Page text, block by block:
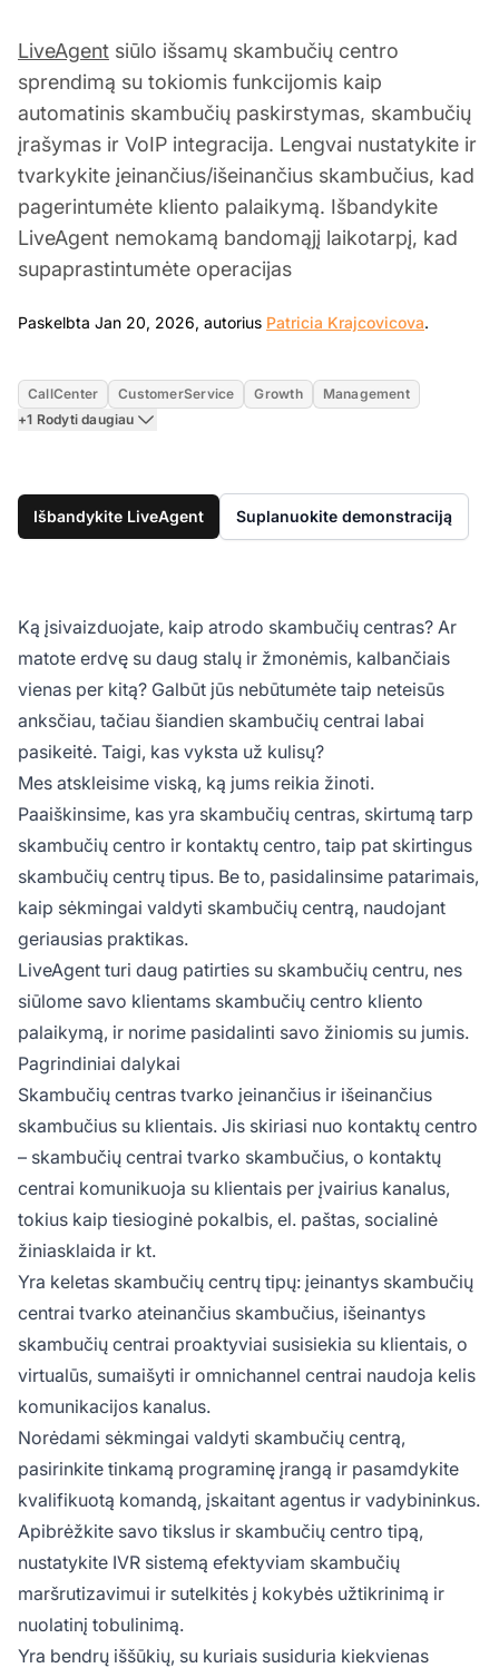
LiveAgent siūlo išsamų skambučių centro
sprendimą su tokiomis funkcijomis kaip
automatinis skambučių paskirstymas, skambučių
įrašymas ir VoIP integracija. Lengvai nustatykite ir
tvarkykite įeinančius/išeinančius skambučius, kad
pagerintumėte kliento palaikymą. Išbandykite
LiveAgent nemokamą bandomąjį laikotarpį, kad
supaprastintumėte operacijas
Paskelbta Jan 20, 2026, autorius Patricia Krajcovicova.
CallCenter CustomerService Growth
Management
+1 Rodyti daugiau
Išbandykite LiveAgent Suplanuokite demonstraciją
Ką įsivaizduojate, kaip atrodo skambučių centras? Ar
matote erdvę su daug stalų ir žmonėmis, kalbančiais
vienas per kitą? Galbūt jūs nebūtumėte taip neteisūs
anksčiau, tačiau šiandien skambučių centrai labai
pasikeitė. Taigi, kas vyksta už kulisų?
Mes atskleisime viską, ką jums reikia žinoti.
Paaiškinsime, kas yra skambučių centras, skirtumą tarp
skambučių centro ir kontaktų centro, taip pat skirtingus
skambučių centrų tipus. Be to, pasidalinsime patarimais,
kaip sėkmingai valdyti skambučių centrą, naudojant
geriausias praktikas.
LiveAgent turi daug patirties su skambučių centru, nes
siūlome savo klientams skambučių centro kliento
palaikymą, ir norime pasidalinti savo žiniomis su jumis.
Pagrindiniai dalykai
Skambučių centras tvarko įeinančius ir išeinančius
skambučius su klientais. Jis skiriasi nuo kontaktų centro
– skambučių centrai tvarko skambučius, o kontaktų
centrai komunikuoja su klientais per įvairius kanalus,
tokius kaip tiesioginė pokalbis, el. paštas, socialinė
žiniasklaida ir kt.
Yra keletas skambučių centrų tipų: įeinantys skambučių
centrai tvarko ateinančius skambučius, išeinantys
skambučių centrai proaktyviai susisiekia su klientais, o
virtualūs, sumaišyti ir omnichannel centrai naudoja kelis
komunikacijos kanalus.
Norėdami sėkmingai valdyti skambučių centrą,
pasirinkite tinkamą programinę įrangą ir pasamdykite
kvalifikuotą komandą, įskaitant agentus ir vadybininkus.
Apibrėžkite savo tikslus ir skambučių centro tipą,
nustatykite IVR sistemą efektyviam skambučių
maršrutizavimui ir sutelkitės į kokybės užtikrinimą ir
nuolatinį tobulinimą.
Yra bendrų iššūkių, su kuriais susiduria kiekvienas